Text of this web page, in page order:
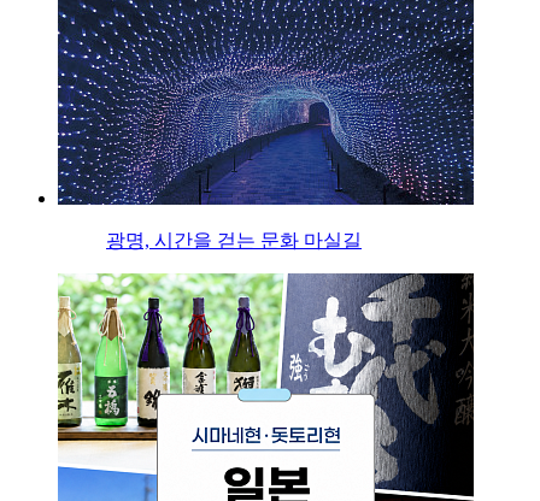
광명, 시간을 걷는 문화 마실길